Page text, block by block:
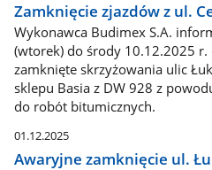
Zamknięcie zjazdów z ul.
Wykonawca Budimex S.A.
(wtorek) do środy 10.12.2025
zamknięte skrzyżowania ulic
sklepu Basia z DW 928 z
do robót bitumicznych.
01.12.2025
Awaryjne zamknięcie ul.